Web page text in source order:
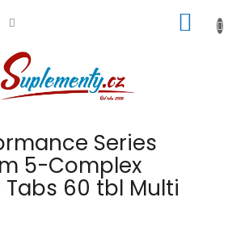
KOŠÍK
Series
5-Complex
60 tbl Multi